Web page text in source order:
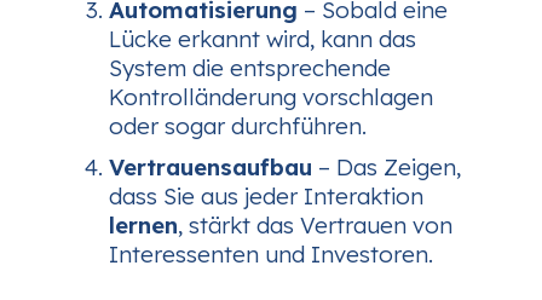
Automatisierung – Sobald eine
Lücke erkannt wird, kann das
System die entsprechende
Kontrolländerung vorschlagen
oder sogar durchführen.
Vertrauensaufbau – Das Zeigen,
dass Sie aus jeder Interaktion
lernen, stärkt das Vertrauen von
Interessenten und Investoren.